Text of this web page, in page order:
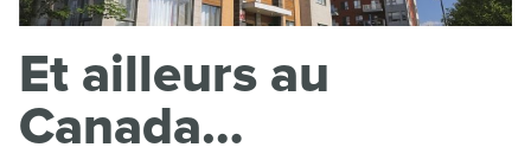
Et ailleurs au
Canada…